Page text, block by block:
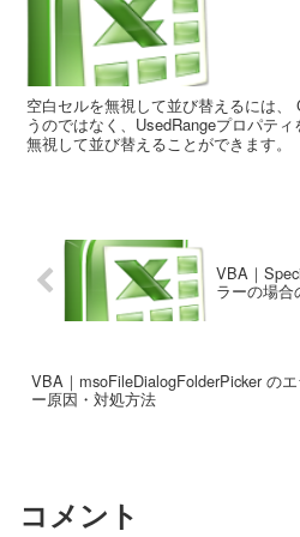
空白セルを無視して並び替えるには、
うのではなく、UsedRangeプロパテ
無視して並び替えることができます。
VBA｜
ラーの場合
VBA｜msoFileDialogFolderPicker のエ
ー原因・対処方法
コメント